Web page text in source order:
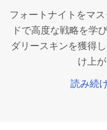
フォートナイトをマ
ドで高度な戦略を学
ダリースキンを獲得
け上が
読み続